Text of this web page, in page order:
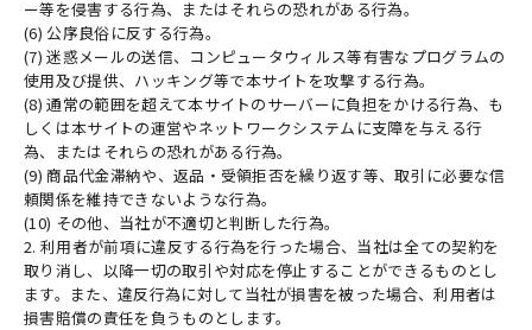
ー等を侵害する行為、またはそれらの恐れがある行為。
(6) 公序良俗に反する行為。
(7) 迷惑メールの送信、コンピュータウィルス等有害なプログラムの
使用及び提供、ハッキング等で本サイトを攻撃する行為。
(8) 通常の範囲を超えて本サイトのサーバーに負担をかける行為、も
しくは本サイトの運営やネットワークシステムに支障を与える行
為、またはそれらの恐れがある行為。
(9) 商品代金滞納や、返品・受領拒否を繰り返す等、取引に必要な信
頼関係を維持できないような行為。
(10) その他、当社が不適切と判断した行為。
2. 利用者が前項に違反する行為を行った場合、当社は全ての契約を
取り消し、以降一切の取引や対応を停止することができるものとし
ます。また、違反行為に対して当社が損害を被った場合、利用者は
損害賠償の責任を負うものとします。